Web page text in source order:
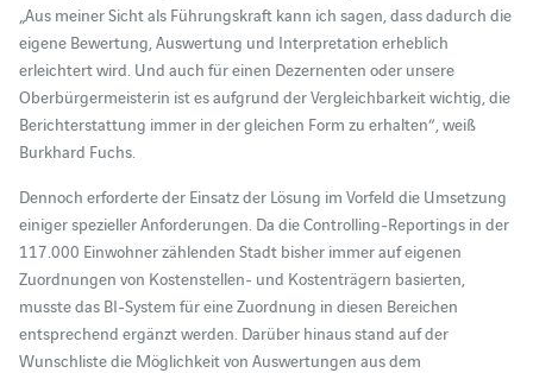
„Aus meiner Sicht als Führungskraft kann ich sagen, dass dadurch die
eigene Bewertung, Auswertung und Interpretation erheblich
erleichtert wird. Und auch für einen Dezernenten oder unsere
Oberbürgermeisterin ist es aufgrund der Vergleichbarkeit wichtig, die
Berichterstattung immer in der gleichen Form zu erhalten“, weiß
Burkhard Fuchs.
Dennoch erforderte der Einsatz der Lösung im Vorfeld die Umsetzung
einiger spezieller Anforderungen. Da die Controlling-Reportings in der
117.000 Einwohner zählenden Stadt bisher immer auf eigenen
Zuordnungen von Kostenstellen- und Kostenträgern basierten,
musste das BI-System für eine Zuordnung in diesen Bereichen
entsprechend ergänzt werden. Darüber hinaus stand auf der
Wunschliste die Möglichkeit von Auswertungen aus dem